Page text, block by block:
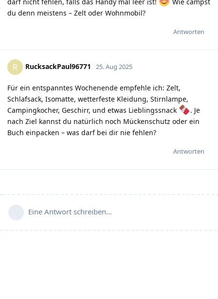
du denn meistens – Zelt oder Wohnmobil?
Antworten
R RucksackPaul96771 25. Aug 2025
Für ein entspanntes Wochenende empfehle ich: Zelt,
Schlafsack, Isomatte, wetterfeste Kleidung, Stirnlampe,
Campingkocher, Geschirr, und etwas Lieblingssnack
. Je
nach Ziel kannst du natürlich noch Mückenschutz oder ein
Buch einpacken – was darf bei dir nie fehlen?
Antworten
Eine Antwort schreiben…